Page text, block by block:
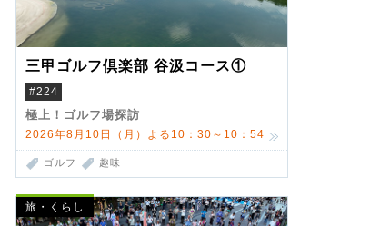
三甲ゴルフ倶楽部 谷汲コース①
#224
極上！ゴルフ場探訪
2026年8月10日（月）よる10：30～10：54
ゴルフ 趣味
旅・くらし